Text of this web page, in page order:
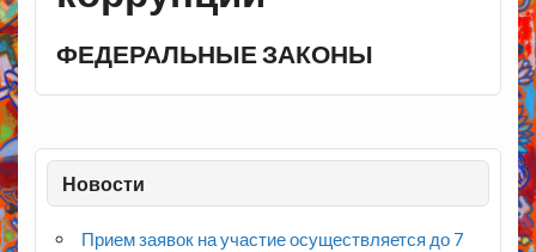
ФЕДЕРАЛЬНЫЕ ЗАКОНЫ
Новости
Прием заявок на участие осуществляется до 7